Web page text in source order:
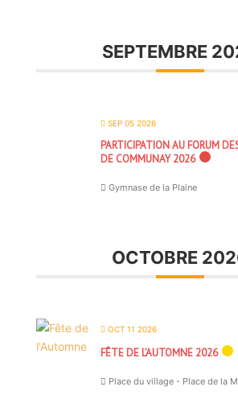
SEPTEMBRE
SEP 05 2026
PARTICIPATION AU FORUM
DE COMMUNAY 2026
Gymnase de la Plaine
OCTOBRE
OCT 11 2026
FÊTE DE L’AUTOMNE 2026
Place du village - Place de la